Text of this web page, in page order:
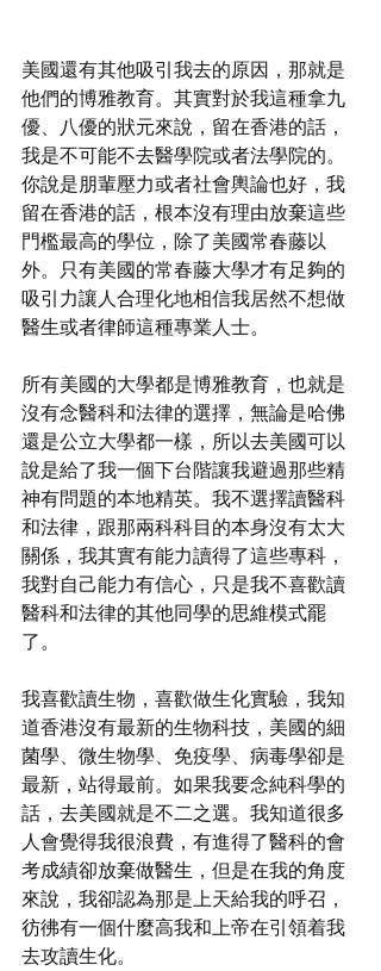
美國還有其他吸引我去的原因，那就是
他們的博雅教育。其實對於我這種拿九
優、八優的狀元來說，留在香港的話，
我是不可能不去醫學院或者法學院的。
你說是朋輩壓力或者社會輿論也好，我
留在香港的話，根本沒有理由放棄這些
門檻最高的學位，除了美國常春藤以
外。只有美國的常春藤大學才有足夠的
吸引力讓人合理化地相信我居然不想做
醫生或者律師這種專業人士。
所有美國的大學都是博雅教育，也就是
沒有念醫科和法律的選擇，無論是哈佛
還是公立大學都一樣，所以去美國可以
說是給了我一個下台階讓我避過那些精
神有問題的本地精英。我不選擇讀醫科
和法律，跟那兩科科目的本身沒有太大
關係，我其實有能力讀得了這些專科，
我對自己能力有信心，只是我不喜歡讀
醫科和法律的其他同學的思維模式罷
了。
我喜歡讀生物，喜歡做生化實驗，我知
道香港沒有最新的生物科技，美國的細
菌學、微生物學、免疫學、病毒學卻是
最新，站得最前。如果我要念純科學的
話，去美國就是不二之選。我知道很多
人會覺得我很浪費，有進得了醫科的會
考成績卻放棄做醫生，但是在我的角度
來說，我卻認為那是上天給我的呼召，
彷彿有一個什麼高我和上帝在引領着我
去攻讀生化。